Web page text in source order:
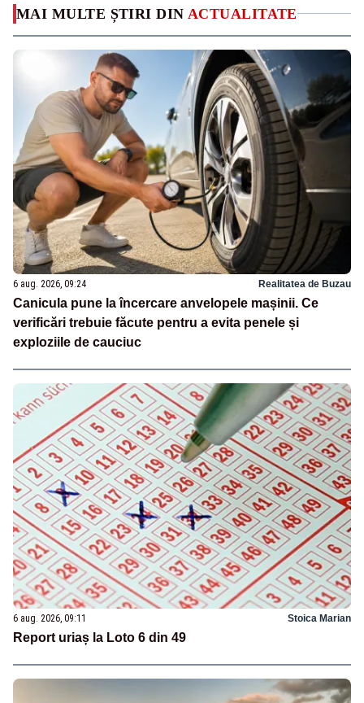
MAI MULTE ȘTIRI DIN ACTUALITATE
6 aug. 2026, 09:24 Realitatea de Buzau
Canicula pune la încercare anvelopele mașinii. Ce
verificări trebuie făcute pentru a evita penele și
exploziile de cauciuc
6 aug. 2026, 09:11 Stoica Marian
Report uriaș la Loto 6 din 49